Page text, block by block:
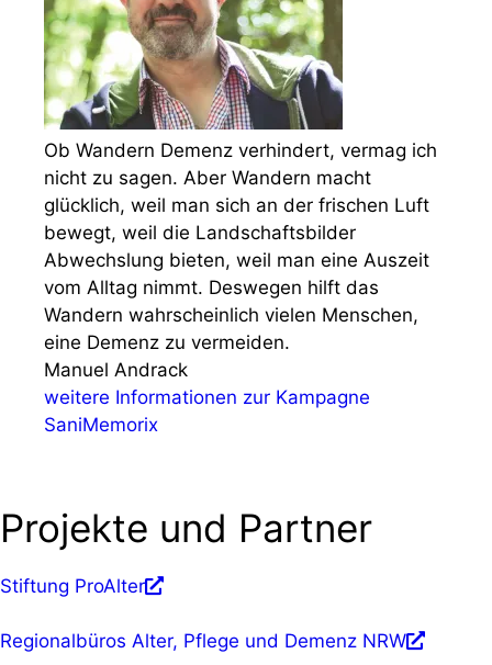
Ob Wandern Demenz verhindert, vermag ich
nicht zu sagen. Aber Wandern macht
glücklich, weil man sich an der frischen Luft
bewegt, weil die Landschaftsbilder
Abwechslung bieten, weil man eine Auszeit
vom Alltag nimmt. Deswegen hilft das
Wandern wahrscheinlich vielen Menschen,
eine Demenz zu vermeiden.
Manuel Andrack
weitere Informationen zur Kampagne
SaniMemorix
Projekte und Partner
Stiftung ProAlter
Regionalbüros Alter, Pflege und Demenz NRW